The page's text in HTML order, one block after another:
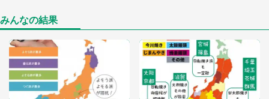
「ゾワゾワする」「本当に気持ち悪い」 道端でバ
グっちゃってた〝野生の野菜〟に6.5万人戦慄
みんなの結果